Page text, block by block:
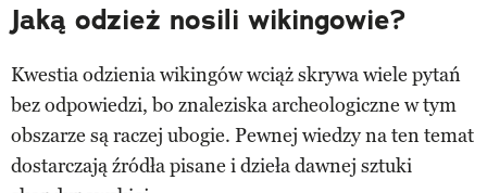
Jaką odzież nosili wikingowie?
Kwestia odzienia wikingów wciąż skrywa wiele pytań
bez odpowiedzi, bo znaleziska archeologiczne w tym
obszarze są raczej ubogie. Pewnej wiedzy na ten temat
dostarczają źródła pisane i dzieła dawnej sztuki